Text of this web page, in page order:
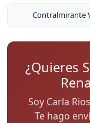
Contralmirante
¿Quieres
Soy Carla
Te hago